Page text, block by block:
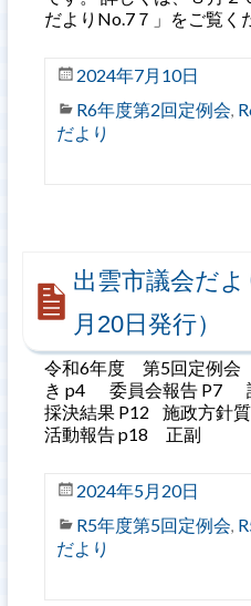
だよりNo.7７」をご覧く
2024年7月10日
R6年度第2回定例会,
だより
出雲市議会だ
月20日発行）
令和6年度 第5回定例会
き p4 委員会報告 P7
採決結果 P12 施政方針
活動報告 p18 正副
2024年5月20日
R5年度第5回定例会,
だより